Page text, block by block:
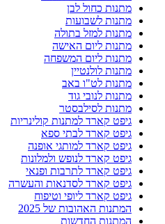
מתנות כחול לבן
מתנות לשבועות
מתנות למזל בתולה
מתנות ליום האישה
מתנות ליום המשפחה
מתנות לולנטיין
מתנות לט"ו באב
מתנות לנובי גוד
מתנות לסילבסטר
גיפט קארד למתנות קולינריות
גיפט קארד לבתי ספא
גיפט קארד למותגי אופנה
גיפט קארד לנופש ולמלונות
גיפט קארד לתרבות ופנאי
גיפט קארד לסדנאות והעשרה
גיפט קארד ליופי וטיפוח
המתנות האהובות של 2025
המתנות החדשות